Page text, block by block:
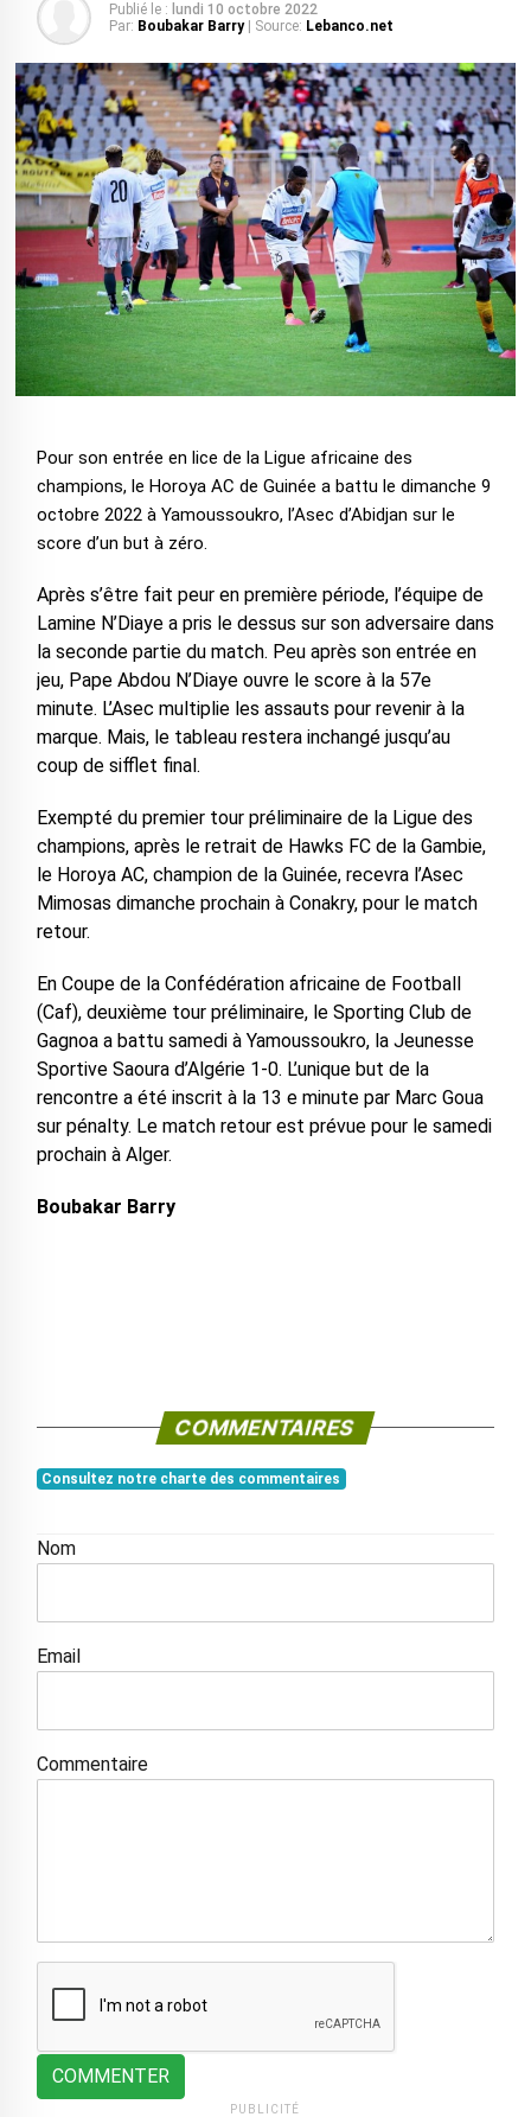
Publié le : lundi 10 octobre 2022
Par: Boubakar Barry | Source: Lebanco.net
Pour son entrée en lice de la Ligue africaine des
champions, le Horoya AC de Guinée a battu le dimanche 9
octobre 2022 à Yamoussoukro, l’Asec d’Abidjan sur le
score d’un but à zéro.
Après s’être fait peur en première période, l’équipe de
Lamine N’Diaye a pris le dessus sur son adversaire dans
la seconde partie du match. Peu après son entrée en
jeu, Pape Abdou N’Diaye ouvre le score à la 57e
minute. L’Asec multiplie les assauts pour revenir à la
marque. Mais, le tableau restera inchangé jusqu’au
coup de sifflet final.
Exempté du premier tour préliminaire de la Ligue des
champions, après le retrait de Hawks FC de la Gambie,
le Horoya AC, champion de la Guinée, recevra l’Asec
Mimosas dimanche prochain à Conakry, pour le match
retour.
En Coupe de la Confédération africaine de Football
(Caf), deuxième tour préliminaire, le Sporting Club de
Gagnoa a battu samedi à Yamoussoukro, la Jeunesse
Sportive Saoura d’Algérie 1-0. L’unique but de la
rencontre a été inscrit à la 13 e minute par Marc Goua
sur pénalty. Le match retour est prévue pour le samedi
prochain à Alger.
Boubakar Barry
COMMENTAIRES
Consultez notre charte des commentaires
Nom
Email
Commentaire
COMMENTER
PUBLICITÉ